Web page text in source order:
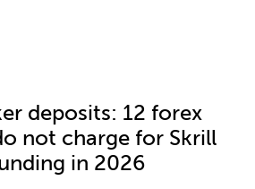
deposits: 12 forex
not charge for Skrill
in 2026